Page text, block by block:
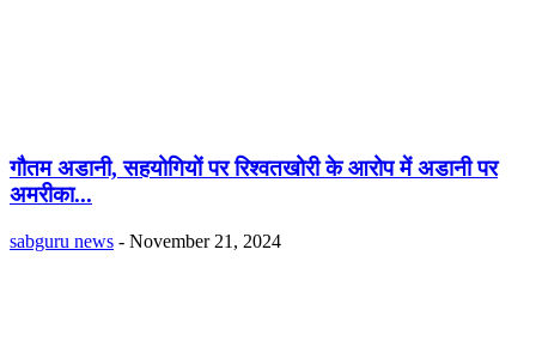
गौतम अडानी, सहयोगियों पर रिश्वतखोरी के आरोप में अडानी पर
अमरीका...
sabguru news - November 21, 2024